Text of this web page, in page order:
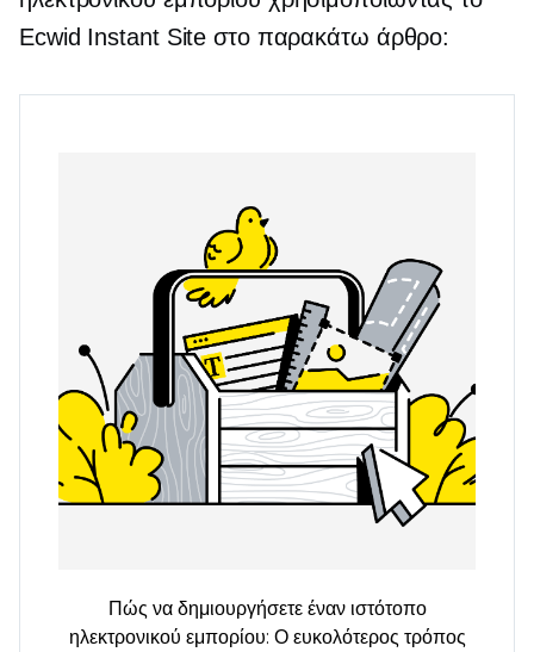
Ecwid Instant Site στο παρακάτω άρθρο:
Πώς να δημιουργήσετε έναν ιστότοπο
ηλεκτρονικού εμπορίου: Ο ευκολότερος τρόπος